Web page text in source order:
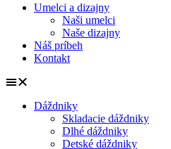
Umelci a dizajny
Naši umelci
Naše dizajny
Náš príbeh
Kontakt
Dáždniky
Skladacie dáždniky
Dlhé dáždniky
Detské dáždniky